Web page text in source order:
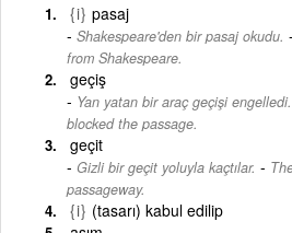
{i} pasaj
Shakespeare'den bir pasaj okudu. -
from Shakespeare.
geçiş
Yan yatan bir araç geçişi engelledi.
blocked the passage.
geçit
Gizli bir geçit yoluyla kaçtılar. -
passageway.
{i} (tasarı) kabul edilip